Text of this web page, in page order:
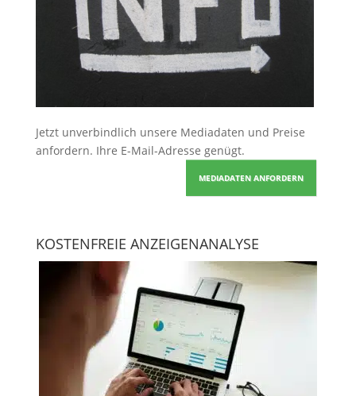
Jetzt unverbindlich unsere Mediadaten und Preise
anfordern. Ihre E-Mail-Adresse genügt.
MEDIADATEN ANFORDERN
KOSTENFREIE ANZEIGENANALYSE